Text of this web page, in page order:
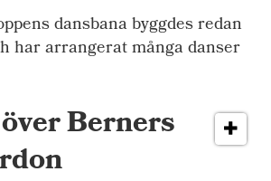
dansbana byggdes redan
har arrangerat många danser
Berners